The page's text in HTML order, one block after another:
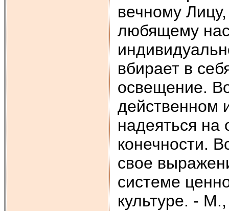
вечному
любящему
вбирает в
освещение.
действенном
надеяться на
конечности.
свое
системе
культуре. -